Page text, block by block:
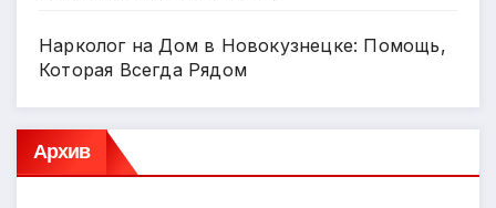
Нарколог на Дом в Новокузнецке: Помощь,
Которая Всегда Рядом
Архив